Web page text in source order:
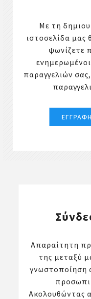
Με τη
ιστοσελίδα μας
ψωνίζετε
παραγγελιών
Απαραίτητη
της μεταξύ
γνωστοποίηση
Ακολουθώντας